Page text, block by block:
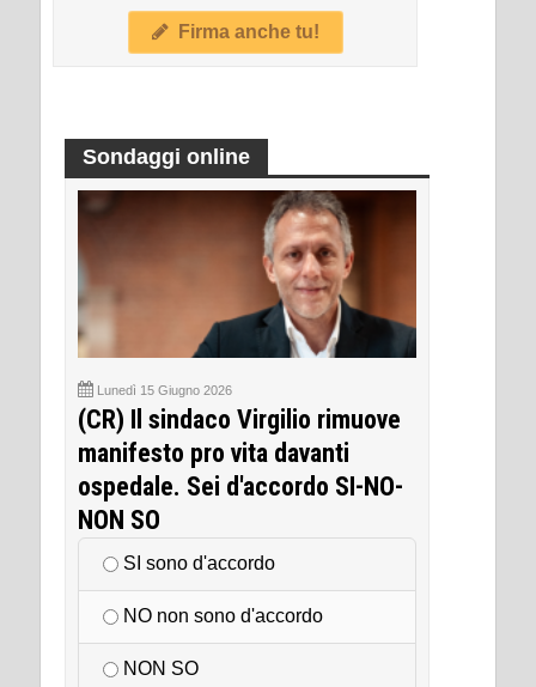
Firma anche tu!
Sondaggi online
Lunedì 15 Giugno 2026
(CR) Il sindaco Virgilio rimuove
manifesto pro vita davanti
ospedale. Sei d'accordo SI-NO-
NON SO
SI sono d'accordo
NO non sono d'accordo
NON SO